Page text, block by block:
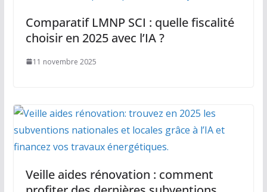
Comparatif LMNP SCI : quelle fiscalité
choisir en 2025 avec l’IA ?
11 novembre 2025
Veille aides rénovation : comment